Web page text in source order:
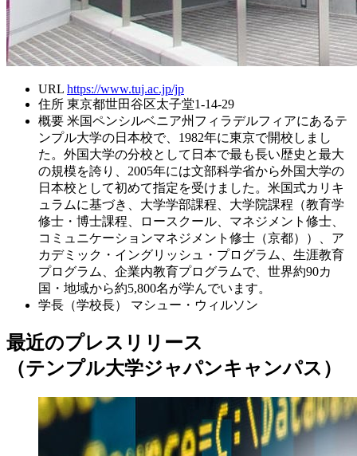
URL https://www.tuj.ac.jp/jp
住所 東京都世田谷区太子堂1-14-29
概要 米国ペンシルベニア州フィラデルフィアにあるテ
ンプル大学の日本校で、1982年に東京で開校しまし
た。外国大学の分校として日本で最も長い歴史と最大
の規模を誇り、2005年には文部科学省から外国大学の
日本校として初めて指定を受けました。米国式カリキ
ュラムに基づき、大学学部課程、大学院課程（教育学
修士・博士課程、ロースクール、マネジメント修士、
コミュニケーションマネジメント修士（京都））、ア
カデミック・イングリッシュ・プログラム、生涯教育
プログラム、企業内教育プログラムで、世界約90カ
国・地域から約5,800名が学んでいます。
学長（学校長）
マシュー・ウィルソン
最近のプレスリリース
（テンプル大学ジャパンキャンパス）